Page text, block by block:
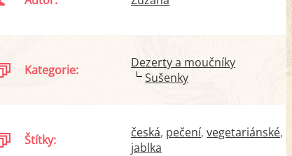
Kategorie:
Dezerty a moučníky
Sušenky
Štítky: česká pečení vegetariánské
jablka